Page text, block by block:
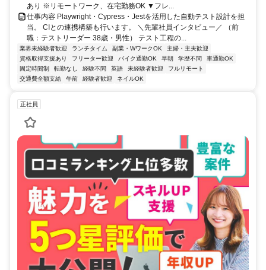
あり ※リモートワーク、在宅勤務OK ▼フレ...
仕事内容 Playwright・Cypress・Jestを活用した自動テスト設計を担
当。 CIとの連携構築も行います。 ＼先輩社員インタビュー／ （前
職：テストリーダー 38歳・男性） テスト工程の...
業界未経験者歓迎 ランチタイム 副業・WワークOK
主婦・主夫歓迎
資格取得支援あり
フリーター歓迎 バイク通勤OK 早朝 学歴不問
車通勤OK
固定時間制
転勤なし 経験不問 英語 未経験者歓迎
フルリモート
交通費全額支給
午前 経験者歓迎 ネイルOK
正社員